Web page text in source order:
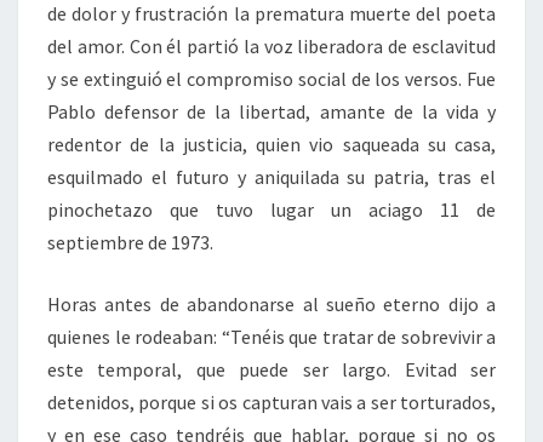
de dolor y frustración la prematura muerte del poeta
del amor. Con él partió la voz liberadora de esclavitud
y se extinguió el compromiso social de los versos. Fue
Pablo defensor de la libertad, amante de la vida y
redentor de la justicia, quien vio saqueada su casa,
esquilmado el futuro y aniquilada su patria, tras el
pinochetazo que tuvo lugar un aciago 11 de
septiembre de 1973.
Horas antes de abandonarse al sueño eterno dijo a
quienes le rodeaban: “Tenéis que tratar de sobrevivir a
este temporal, que puede ser largo. Evitad ser
detenidos, porque si os capturan vais a ser torturados,
y en ese caso tendréis que hablar, porque si no os